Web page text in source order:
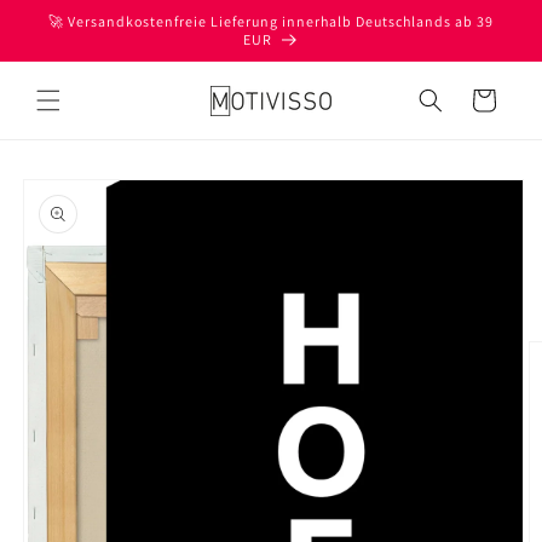
zum
🚀 Versandkostenfreie Lieferung innerhalb Deutschlands ab 39
EUR
Warenkorb